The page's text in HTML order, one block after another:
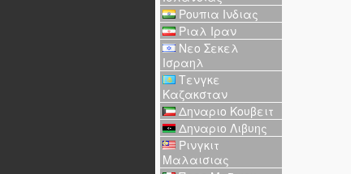
Ρουπια Ινδιας
Ριαλ Ιραν
Νεο Σεκελ
Ισραηλ
Τενγκε
Καζακσταν
Δηναριο Κουβειτ
Δηναριο Λιβυης
Ρινγκιτ
Μαλαισιας